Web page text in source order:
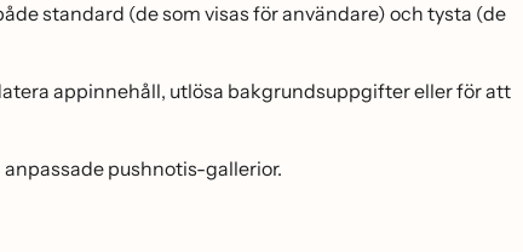
standard (de som visas för användare) och tysta (de
appinnehåll, utlösa bakgrundsuppgifter eller för att
pushnotis-gallerior.